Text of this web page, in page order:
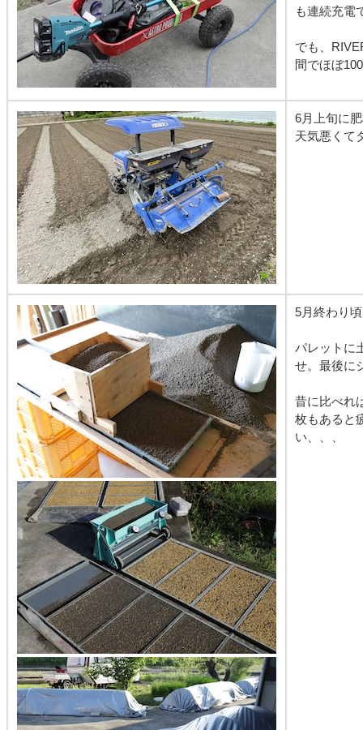
も連続充電
でも、
間でほぼ
6月上旬に
天気悪くて
5月終わり
パレットに
せ。最後に
昔に比べれ
枚もあると
い、、、